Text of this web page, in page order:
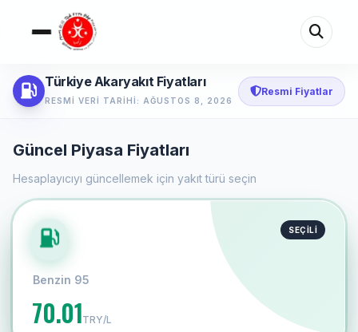
Türkiye Akaryakıt Fiyatları
RESMI VERI TARIHI: AĞUSTOS 8, 2026
Resmi Fiyatlar
Güncel Piyasa Fiyatları
Hesaplayıcıyı güncellemek için yakıt türü seçin
SEÇİLİ
Benzin 95
70.01TRY/L